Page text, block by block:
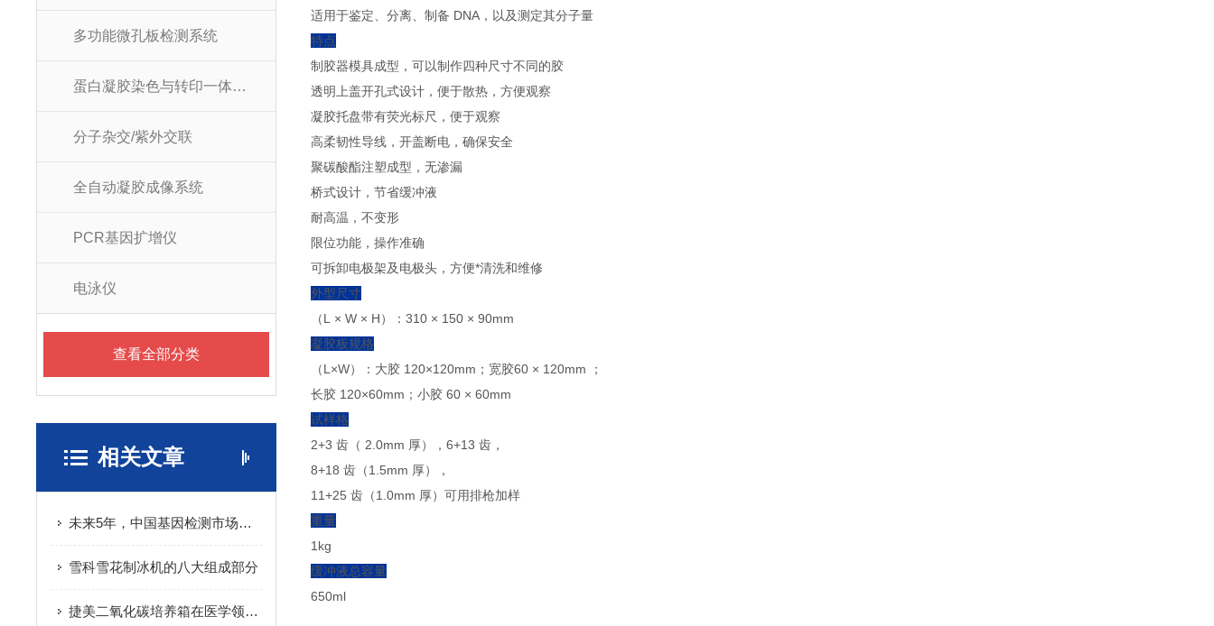
多功能微孔板检测系统
蛋白凝胶染色与转印一体化系统
分子杂交/紫外交联
全自动凝胶成像系统
PCR基因扩增仪
电泳仪
查看全部分类
相关文章
未来5年，中国基因检测市场将达到百亿级
雪科雪花制冰机的八大组成部分
捷美二氧化碳培养箱在医学领域中的应用研究
适用于鉴定、分离、制备 DNA，以及测定其分子量
特点
制胶器模具成型，可以制作四种尺寸不同的胶
透明上盖开孔式设计，便于散热，方便观察
凝胶托盘带有荧光标尺，便于观察
高柔韧性导线，开盖断电，确保安全
聚碳酸酯注塑成型，无渗漏
桥式设计，节省缓冲液
耐高温，不变形
限位功能，操作准确
可拆卸电极架及电极头，方便*清洗和维修
外型尺寸
（L × W × H）：310 × 150 × 90mm
凝胶板规格
（L×W）：大胶 120×120mm；宽胶60 × 120mm ；
长胶 120×60mm；小胶 60 × 60mm
试样格
2+3 齿（ 2.0mm 厚），6+13 齿，
8+18 齿（1.5mm 厚），
11+25 齿（1.0mm 厚）可用排枪加样
重量
1kg
缓冲液总容量
650ml